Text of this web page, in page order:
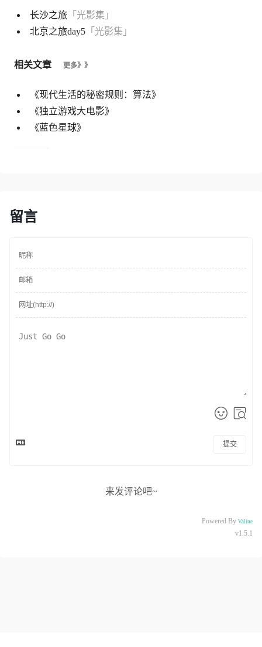
长沙之旅「光影集」
北京之旅day5「光影集」
相关文章 更多》》
《现代生活的秘密规则：算法》
《独立游戏大电影》
《蓝色星球》
留言
提交
来发评论吧~
Powered By Valine
v1.5.1